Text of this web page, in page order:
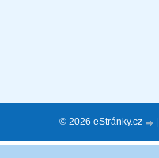
© 2026 eStránky.cz